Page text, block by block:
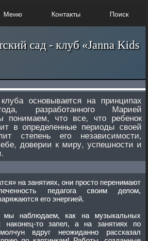
Меню Контакты Поиск
сад - клуб «Janna Kids
основывается на принципах
разработанного Марией
понимаем, что все, что ребенок
в определенные периоды своей
степень его независимости,
доверии к миру, успешности и
они просто перенимают
педагога своим делом,
его энергией.
как на музыкальных
наконец-то запел, а на занятиях по
вдруг неожиданно рассказал